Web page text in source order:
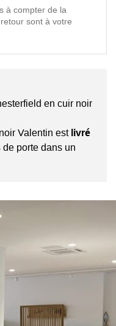
à compter de la
sont à votre
en cuir noir
Valentin est livré
porte dans un